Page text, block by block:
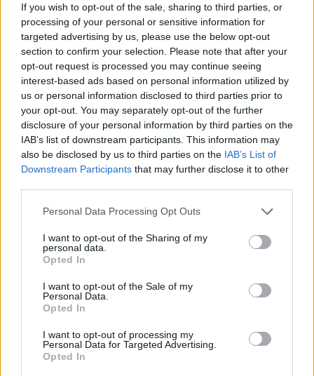
If you wish to opt-out of the sale, sharing to third parties, or
processing of your personal or sensitive information for
targeted advertising by us, please use the below opt-out
section to confirm your selection. Please note that after your
opt-out request is processed you may continue seeing
interest-based ads based on personal information utilized by
us or personal information disclosed to third parties prior to
your opt-out. You may separately opt-out of the further
disclosure of your personal information by third parties on the
IAB’s list of downstream participants. This information may
also be disclosed by us to third parties on the IAB’s List of
Downstream Participants that may further disclose it to other
Please note that this website/app uses one or more Google
not limited to your visit or usage behaviour. You may click to
grant or deny consent to Google and its third-party tags to
use your data for below specified purposes in below Google
consent section.
Personal Data Processing Opt Outs
I want to opt-out of the Sharing of my
personal data.
Opted In
I want to opt-out of the Sale of my
Personal Data.
Opted In
I want to opt-out of processing my
Personal Data for Targeted Advertising.
Opted In